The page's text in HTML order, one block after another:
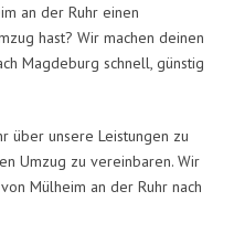
an der Ruhr einen
hast? Wir machen deinen
Magdeburg schnell, günstig
über unsere Leistungen zu
Umzug zu vereinbaren. Wir
Mülheim an der Ruhr nach